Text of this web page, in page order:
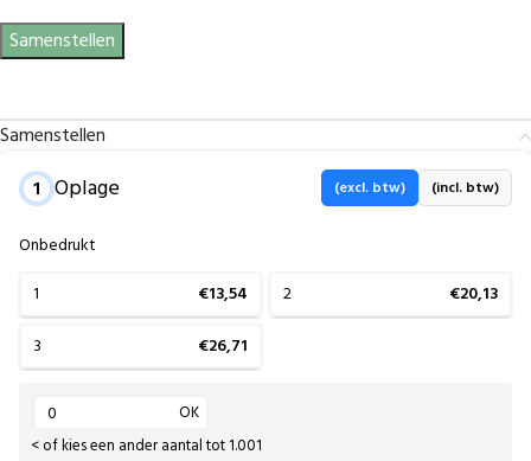
Samenstellen
Samenstellen
1 Oplage (excl. btw) (incl. btw)
Onbedrukt
1
€13,54 2
€20,13
3
€26,71
OK
< of kies een ander aantal tot 1.001